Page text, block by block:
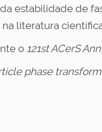
estabilidade de
literatura
o 121st ACerS
phase